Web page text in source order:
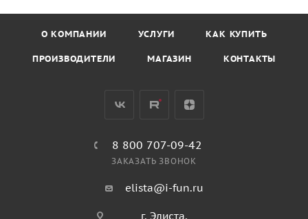
О КОМПАНИИ УСЛУГИ КАК КУПИТЬ
ПРОИЗВОДИТЕЛИ МАГАЗИН КОНТАКТЫ
8 800 707-09-42
ЗАКАЗАТЬ ЗВОНОК
elista@i-fun.ru
г. Элиста,